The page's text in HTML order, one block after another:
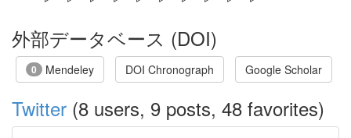
外部データベース (DOI)
0 Mendeley DOI Chronograph Google Scholar
Twitter (8 users, 9 posts, 48 favorites)